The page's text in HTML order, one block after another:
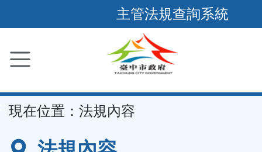
到
要
容
區
主管法規查詢系統
現在位置： 法規內容